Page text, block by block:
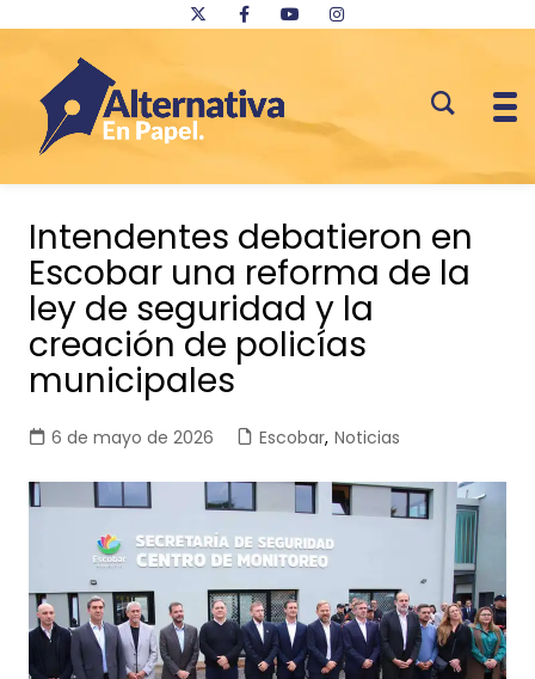
contenido
Intendentes debatieron en
Escobar una reforma de la
ley de seguridad y la
creación de policías
municipales
6 de mayo de 2026 Escobar, Noticias